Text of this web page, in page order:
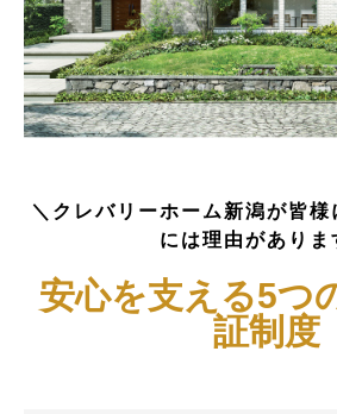
＼クレバリーホーム新潟が皆
には理由がありま
安心を支える5つ
証制度